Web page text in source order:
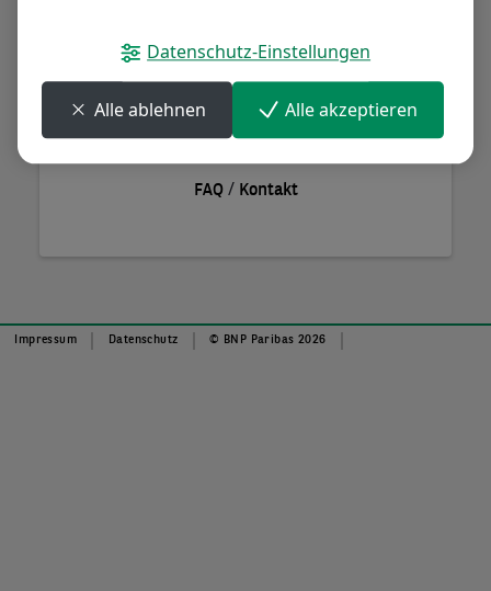
Passwort vergessen?
Anmelden
FAQ/ Kontakt
Impressum Datenschutz © BNP Paribas 2026
Datenschutz-Einstellungen
Alle ablehnen Alle akzeptieren